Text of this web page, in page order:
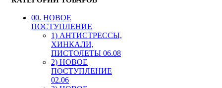
00. HОВОЕ
ПОСТУПЛЕНИЕ
1) АНТИСТРЕССЫ,
ХИНКАЛИ,
ПИСТОЛЕТЫ 06.08
2) НОВОЕ
ПОСТУПЛЕНИЕ
02.06